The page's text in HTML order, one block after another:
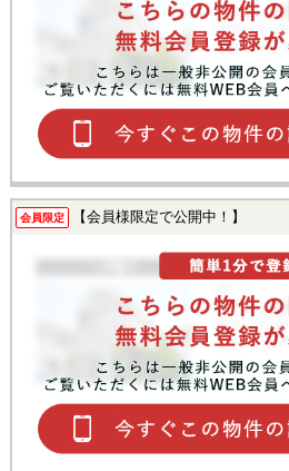
会員限定 【会員様限定で公開中！】